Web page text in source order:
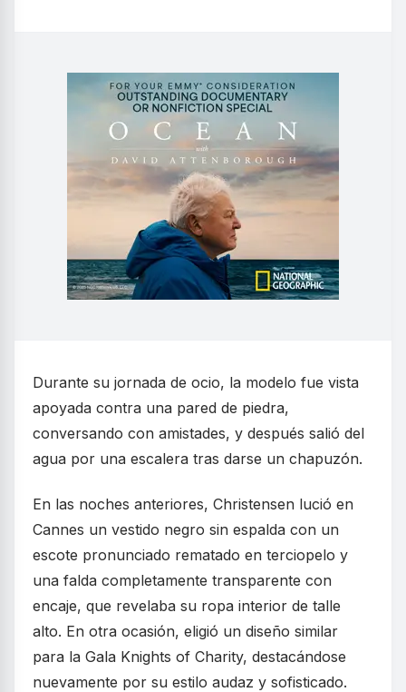
Durante su jornada de ocio, la modelo fue vista
apoyada contra una pared de piedra,
conversando con amistades, y después salió del
agua por una escalera tras darse un chapuzón.
En las noches anteriores, Christensen lució en
Cannes un vestido negro sin espalda con un
escote pronunciado rematado en terciopelo y
una falda completamente transparente con
encaje, que revelaba su ropa interior de talle
alto. En otra ocasión, eligió un diseño similar
para la Gala Knights of Charity, destacándose
nuevamente por su estilo audaz y sofisticado.